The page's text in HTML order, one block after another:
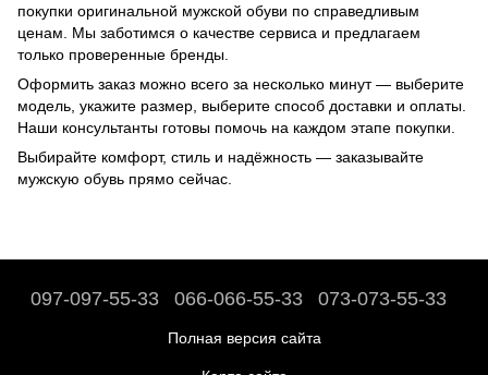
покупки оригинальной мужской обуви по справедливым
ценам. Мы заботимся о качестве сервиса и предлагаем
только проверенные бренды.
Оформить заказ можно всего за несколько минут — выберите
модель, укажите размер, выберите способ доставки и оплаты.
Наши консультанты готовы помочь на каждом этапе покупки.
Выбирайте комфорт, стиль и надёжность — заказывайте
мужскую обувь прямо сейчас.
097-097-55-33 066-066-55-33 073-073-55-33
Полная версия сайта